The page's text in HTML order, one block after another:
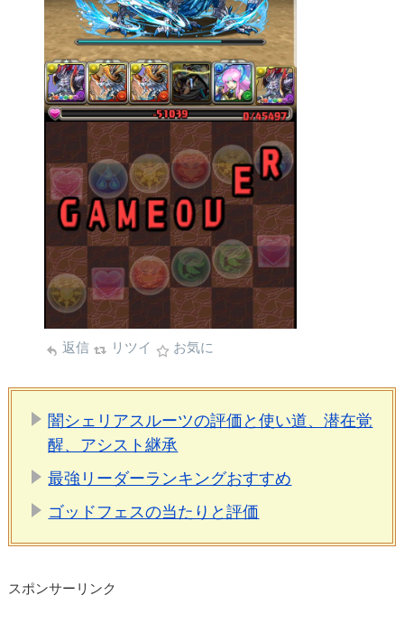
返信 リツイ お気に
闇シェリアスルーツの評価と使い道、潜在覚
醒、アシスト継承
最強リーダーランキングおすすめ
ゴッドフェスの当たりと評価
スポンサーリンク